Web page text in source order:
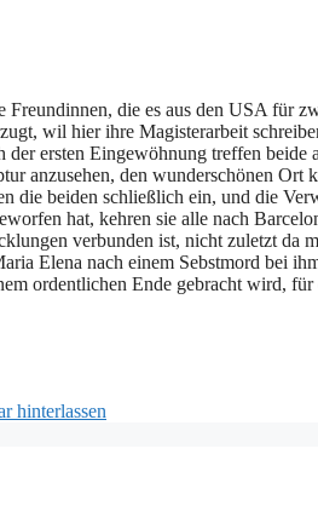
die es aus den USA für
wil hier ihre Magisterarbeit
ersten Eingewöhnung treffen beide
anzusehen, den wunderschönen Ort
die beiden schließlich ein, und die
hat, kehren sie alle nach
verbunden ist, nicht zuletzt da
Elena nach einem Sebstmord bei
ordentlichen Ende gebracht wird,
hinterlassen